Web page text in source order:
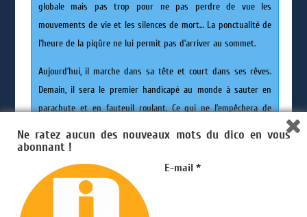
globale mais pas trop pour ne pas perdre de vue les
mouvements de vie et les silences de mort… La ponctualité de
l’heure de la piqûre ne lui permit pas d’arriver au sommet.
Aujourd’hui, il marche dans sa tête et court dans ses rêves.
Demain, il sera le premier handicapé au monde à sauter en
parachute et en fauteuil roulant. Ce qui ne l’empêchera de
monde du haut du chapiteau, au regard affolé de sa femme
tombant sous lui, amortissant le choc et lui sauvant la vie.
Ne ratez aucun des nouveaux mots du dico en vous
abonnant !
E-mail *